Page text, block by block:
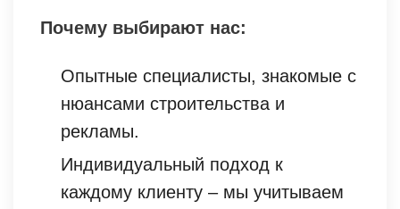
Почему выбирают нас:
Опытные специалисты, знакомые с
нюансами строительства и
рекламы.
Индивидуальный подход к
каждому клиенту – мы учитываем